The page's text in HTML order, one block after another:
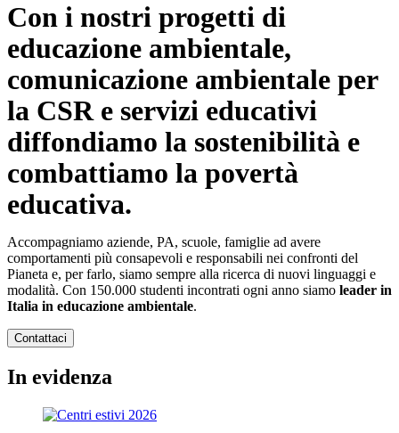
Con i nostri progetti di
educazione ambientale,
comunicazione ambientale per
la CSR e servizi educativi
diffondiamo la sostenibilità e
combattiamo la povertà
educativa.
Accompagniamo aziende, PA, scuole, famiglie ad avere
comportamenti più consapevoli e responsabili nei confronti del
Pianeta e, per farlo, siamo sempre alla ricerca di nuovi linguaggi e
modalità. Con 150.000 studenti incontrati ogni anno siamo leader in
Italia in educazione ambientale.
Contattaci
In evidenza